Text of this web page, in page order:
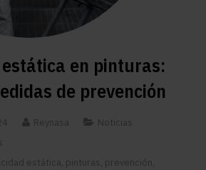
en pinturas:
de prevención
Reynasa
Noticias
estática pinturas prevención